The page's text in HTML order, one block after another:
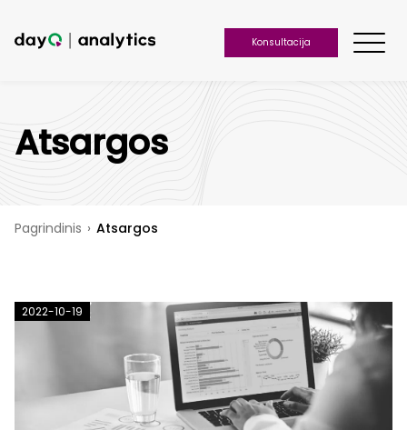
Konsultacija
Atsargos
Pagrindinis › Atsargos
2022-10-19